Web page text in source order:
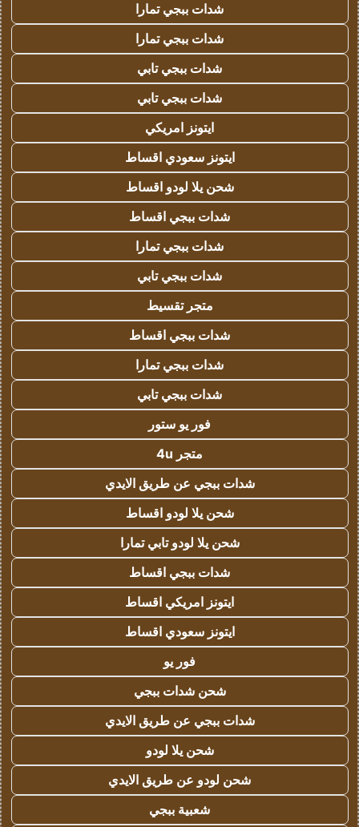
شدات ببجي تمارا
شدات ببجي تمارا
شدات ببجي تابي
شدات ببجي تابي
ايتونز امريكي
ايتونز سعودي اقساط
شحن يلا لودو اقساط
شدات ببجي اقساط
شدات ببجي تمارا
شدات ببجي تابي
متجر تقسيط
شدات ببجي اقساط
شدات ببجي تمارا
شدات ببجي تابي
فور يو ستور
متجر 4u
شدات ببجي عن طريق الايدي
شحن يلا لودو اقساط
شحن يلا لودو تابي تمارا
شدات ببجي اقساط
ايتونز امريكي اقساط
ايتونز سعودي اقساط
فور يو
شحن شدات ببجي
شدات ببجي عن طريق الايدي
شحن يلا لودو
شحن لودو عن طريق الايدي
شعبية ببجي